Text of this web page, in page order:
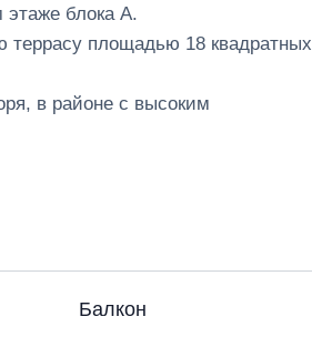
этаже блока A.
террасу площадью 18 квадратных
в районе с высоким
Балкон